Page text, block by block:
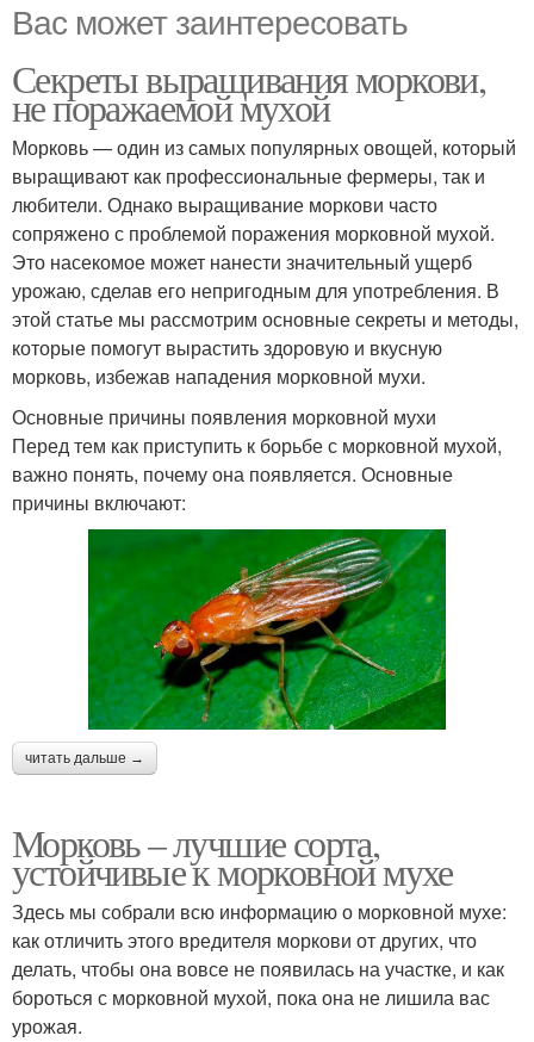
Вас может заинтересовать
Секреты выращивания моркови,
не поражаемой мухой
Морковь — один из самых популярных овощей, который
выращивают как профессиональные фермеры, так и
любители. Однако выращивание моркови часто
сопряжено с проблемой поражения морковной мухой.
Это насекомое может нанести значительный ущерб
урожаю, сделав его непригодным для употребления. В
этой статье мы рассмотрим основные секреты и методы,
которые помогут вырастить здоровую и вкусную
морковь, избежав нападения морковной мухи.
Основные причины появления морковной мухи
Перед тем как приступить к борьбе с морковной мухой,
важно понять, почему она появляется. Основные
причины включают:
читать дальше →
Морковь – лучшие сорта,
устойчивые к морковной мухе
Здесь мы собрали всю информацию о морковной мухе:
как отличить этого вредителя моркови от других, что
делать, чтобы она вовсе не появилась на участке, и как
бороться с морковной мухой, пока она не лишила вас
урожая.